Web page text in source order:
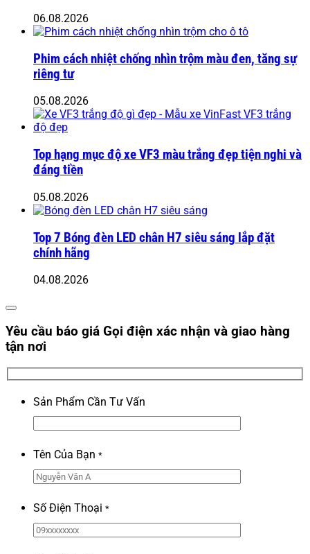
06.08.2026
Phim cách nhiệt chống nhìn trộm màu đen, tăng sự
riêng tư
05.08.2026
Top hạng mục độ xe VF3 màu trắng đẹp tiện nghi và
đáng tiền
05.08.2026
Top 7 Bóng đèn LED chân H7 siêu sáng lắp đặt
chính hãng
04.08.2026
Yêu cầu báo giá Gọi điện xác nhận và giao hàng
tận nơi
Sản Phẩm Cần Tư Vấn
Tên Của Bạn *
Số Điện Thoại *